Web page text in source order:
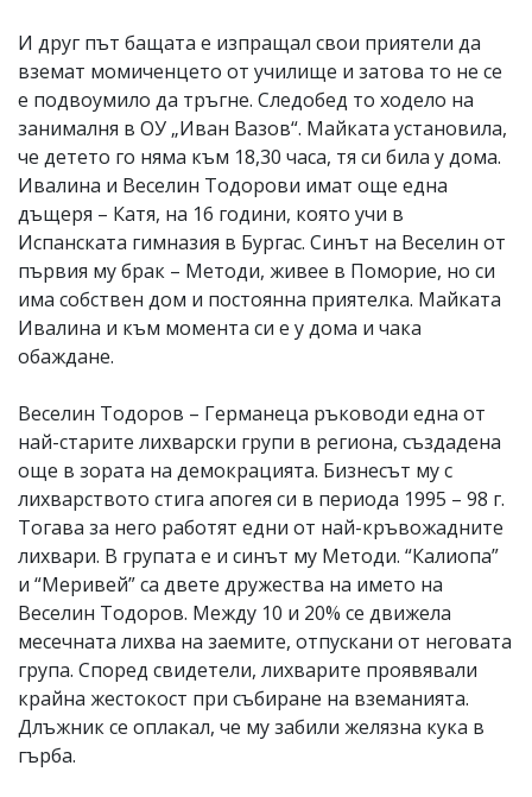
И друг път бащата е изпращал свои приятели да
вземат момиченцето от училище и затова то не се
е подвоумило да тръгне. Следобед то ходело на
занималня в ОУ „Иван Вазов“. Майката установила,
че детето го няма към 18,30 часа, тя си била у дома.
Ивалина и Веселин Тодорови имат още една
дъщеря – Катя, на 16 години, която учи в
Испанската гимназия в Бургас. Синът на Веселин от
първия му брак – Методи, живее в Поморие, но си
има собствен дом и постоянна приятелка. Майката
Ивалина и към момента си е у дома и чака
обаждане.
Веселин Тодоров – Германеца ръководи една от
най-старите лихварски групи в региона, създадена
още в зората на демокрацията. Бизнесът му с
лихварството стига апогея си в периода 1995 – 98 г.
Тогава за него работят едни от най-кръвожадните
лихвари. В групата е и синът му Методи. “Калиопа”
и “Меривей” са двете дружества на името на
Веселин Тодоров. Между 10 и 20% се движела
месечната лихва на заемите, отпускани от неговата
група. Според свидетели, лихварите проявявали
крайна жестокост при събиране на вземанията.
Длъжник се оплакал, че му забили желязна кука в
гърба.